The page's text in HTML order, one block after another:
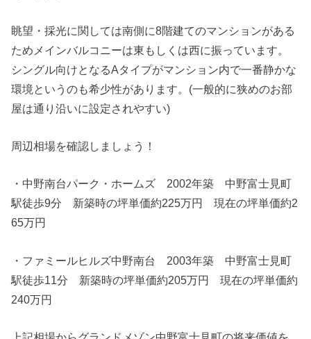
眺望・採光に関しては南側に8階建てのマンションがある
ためメインバルコニーは東もしくは西に振っています。
シングル向けとなるAタイプがマンション内で一番静かな
環境というのも希少性があります。(一般的に狭めのお部
屋は通り沿いに設定されやすい)
周辺相場を確認しましょう！
・中野南台パーク・ホームズ 2002年築 中野富士見町
駅徒歩9分 新築時の坪単価約225万円 現在の坪単価約2
65万円
・ファミールヒルズ中野南台 2003年築 中野富士見町
駅徒歩11分 新築時の坪単価約205万円 現在の坪単価約
240万円